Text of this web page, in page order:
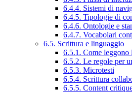
6.4.4. Sistemi di
6.4.5. Tipologie di
6.4.6. Ontologie e
6.4.7. Vocabolari
6.5. Scrittura e linguaggio
6.5.1. Come leggono
6.5.2. Le regole per
6.5.3. Microtesti
6.5.4. Scrittura
6.5.5. Content